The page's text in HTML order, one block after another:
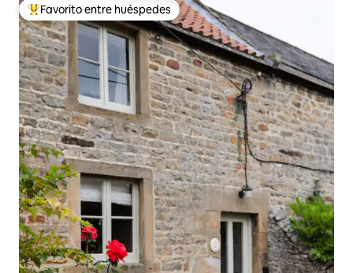
Favorito entre huéspedes preferido
Favorito entre huéspedes